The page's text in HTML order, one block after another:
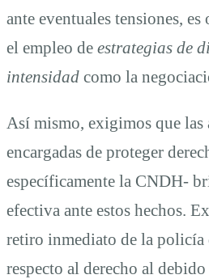
ante eventuales tensiones,
el empleo de estrategias de
intensidad como la
Así mismo, exigimos que las
encargadas de proteger
específicamente la CNDH-
efectiva ante estos hechos.
retiro inmediato de la policía
respecto al derecho al